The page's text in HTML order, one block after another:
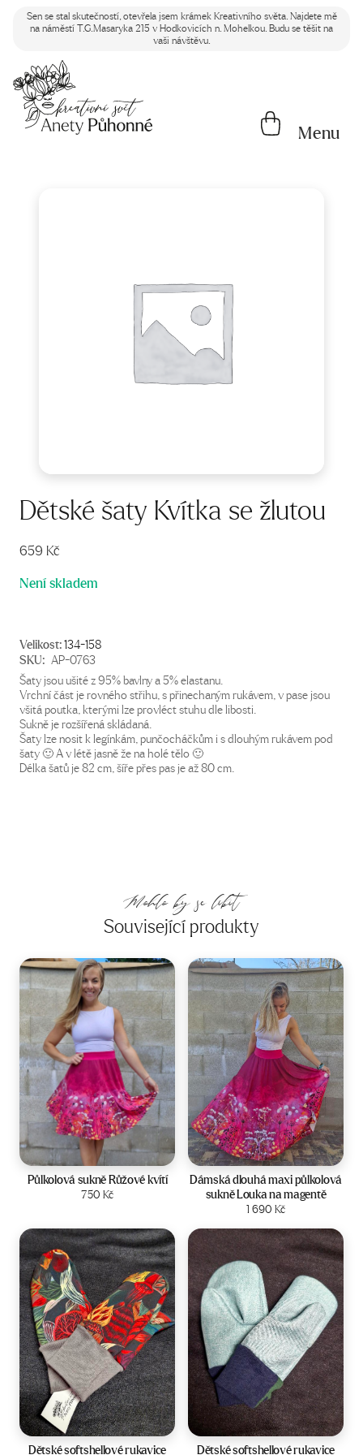
Sen se stal skutečností, otevřela jsem krámek Kreativního světa. Najdete mě
na náměstí T.G.Masaryka 215 v Hodkovicích n. Mohelkou. Budu se těšit na
vaši návštěvu.
Menu
Dětské šaty Kvítka se žlutou
659 Kč
Není skladem
Velikost:134-158
SKU: AP-0763
Šaty jsou ušité z 95% bavlny a 5% elastanu.
Vrchní část je rovného střihu, s přinechaným rukávem, v pase jsou
všitá poutka, kterými lze provléct stuhu dle libosti.
Sukně je rozšířená skládaná.
Šaty lze nosit k legínkám, punčocháčkům i s dlouhým rukávem pod
šaty 🙂 A v létě jasně že na holé tělo 🙂
Délka šatů je 82 cm, šíře přes pas je až 80 cm.
Mohlo by se líbit
Související produkty
Velikost:34-40
Půlkolová sukně Růžové kvítí
750 Kč
Velikost:36-42
Dámská dlouhá maxi půlkolová
sukně Louka na magentě
1 690 Kč
Zobrazit produkt
Velikost:2-4 roky
Dětské softshellové rukavice
Velikost:2-4 roky
Dětské softshellové rukavice